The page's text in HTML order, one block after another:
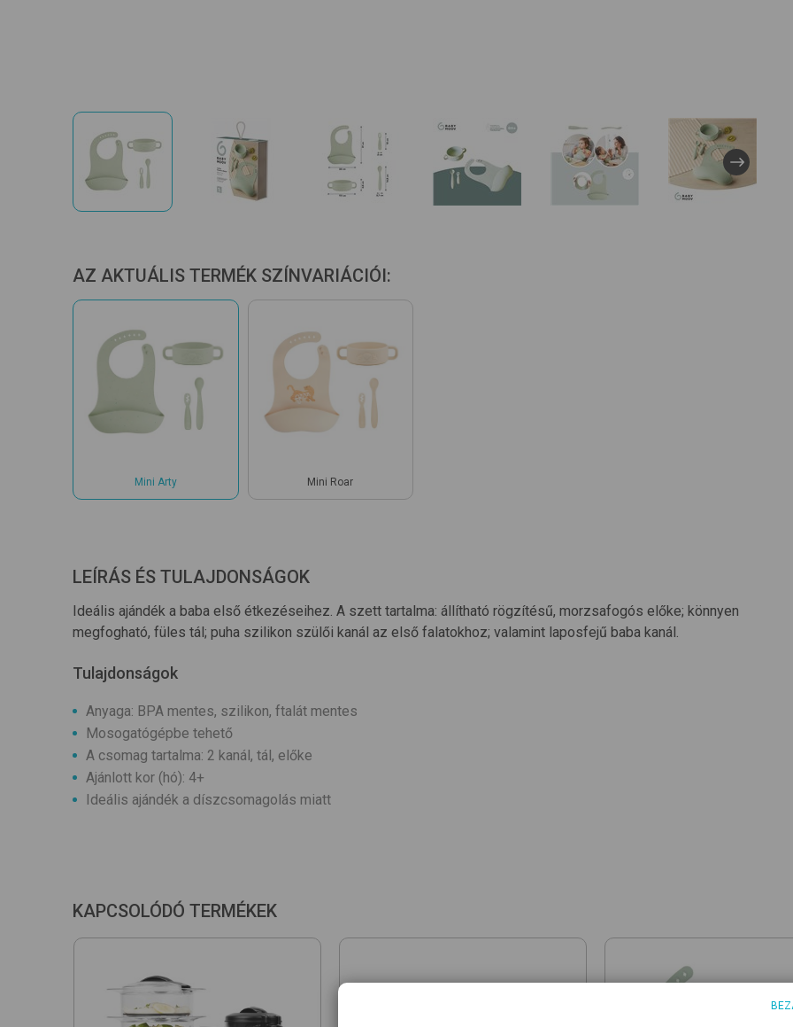
AZ AKTUÁLIS TERMÉK SZÍNVARIÁCIÓI:
Mini Arty Mini Roar
LEÍRÁS ÉS TULAJDONSÁGOK
Ideális ajándék a baba első étkezéseihez. A szett tartalma: állítható rögzítésű, morzsafogós előke; könnyen
megfogható, füles tál; puha szilikon szülői kanál az első falatokhoz; valamint laposfejű baba kanál.
Tulajdonságok
Anyaga: BPA mentes, szilikon, ftalát mentes
Mosogatógépbe tehető
A csomag tartalma: 2 kanál, tál, előke
Ajánlott kor (hó): 4+
Ideális ajándék a díszcsomagolás miatt
KAPCSOLÓDÓ TERMÉKEK